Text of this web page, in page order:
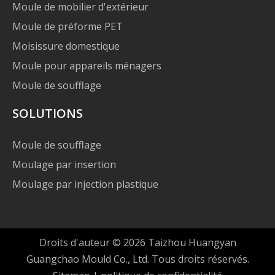
Moule de mobilier d'extérieur
Moule de préforme PET
Moisissure domestique
Moule pour appareils ménagers
Moule de soufflage
SOLUTIONS
Moule de soufflage
Moulage par insertion
Moulage par injection plastique
Droits d'auteur © 2026 Taizhou Huangyan
Guangchao Mould Co., Ltd. Tous droits réservés.